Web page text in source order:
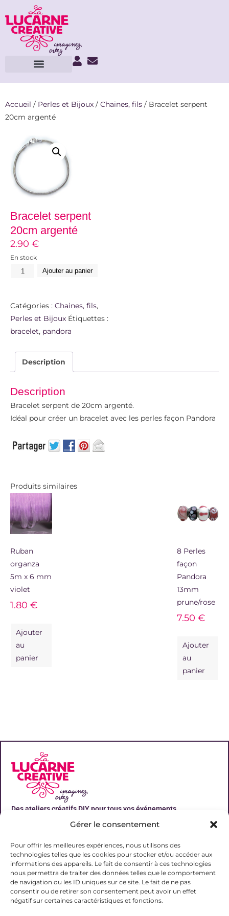
Gérer le consentement
Pour offrir les meilleures expériences, nous utilisons des
technologies telles que les cookies pour stocker et/ou accéder aux
informations des appareils. Le fait de consentir à ces technologies
nous permettra de traiter des données telles que le comportement
de navigation ou les ID uniques sur ce site. Le fait de ne pas
consentir ou de retirer son consentement peut avoir un effet
négatif sur certaines caractéristiques et fonctions.
Accueil / Perles et Bijoux / Chaines, fils / Bracelet serpent
20cm argenté
Bracelet serpent
20cm argenté
2.90 €
En stock
Ajouter au panier
Catégories : Chaines, fils,
Perles et Bijoux Étiquettes :
bracelet, pandora
Description
Description
Bracelet serpent de 20cm argenté.
Idéal pour créer un bracelet avec les perles façon Pandora
Produits similaires
Ruban
organza
5m x 6 mm
violet
1.80 €
Ajouter
au
panier
8 Perles
façon
Pandora
13mm
prune/rose
7.50€
Ajouter
au
panier
Des ateliers créatifs DIY pour tous vos événements
Liens utiles
Contact
06 31 19 51 92